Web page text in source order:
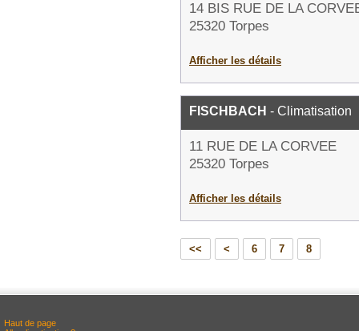
14 BIS RUE DE LA
25320 Torpes
Afficher les détails
FISCHBACH - Climatisation
11 RUE DE LA CORVEE
25320 Torpes
Afficher les détails
<< < 6 7 8
Haut de page